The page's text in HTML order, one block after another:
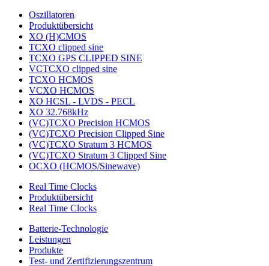
Oszillatoren
Produktübersicht
XO (H)CMOS
TCXO clipped sine
TCXO GPS CLIPPED SINE
VCTCXO clipped sine
TCXO HCMOS
VCXO HCMOS
XO HCSL - LVDS - PECL
XO 32.768kHz
(VC)TCXO Precision HCMOS
(VC)TCXO Precision Clipped Sine
(VC)TCXO Stratum 3 HCMOS
(VC)TCXO Stratum 3 Clipped Sine
OCXO (HCMOS/Sinewave)
Real Time Clocks
Produktübersicht
Real Time Clocks
Batterie-Technologie
Leistungen
Produkte
Test- und Zertifizierungszentrum